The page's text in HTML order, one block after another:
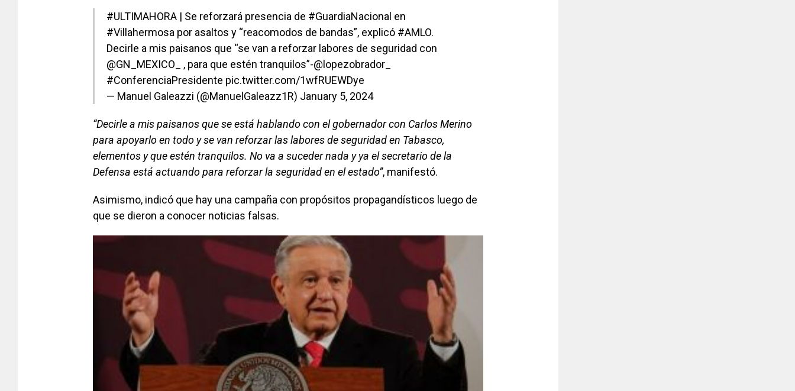
#ULTIMAHORA | Se reforzará presencia de #GuardiaNacional en
#Villahermosa por asaltos y “reacomodos de bandas”, explicó #AMLO.
Decirle a mis paisanos que “se van a reforzar labores de seguridad con
@GN_MEXICO_
, para que estén tranquilos”-@lopezobrador_
#ConferenciaPresidente pic.twitter.com/1wfRUEWDye
— Manuel Galeazzi (@ManuelGaleazz1R) January 5, 2024
“Decirle a mis paisanos que se está hablando con el gobernador con Carlos Merino
para apoyarlo en todo y se van reforzar las labores de seguridad en Tabasco,
elementos y que estén tranquilos. No va a suceder nada y ya el secretario de la
Defensa está actuando para reforzar la seguridad en el estado”, manifestó.
Asimismo, indicó que hay una campaña con propósitos propagandísticos luego de
que se dieron a conocer noticias falsas.